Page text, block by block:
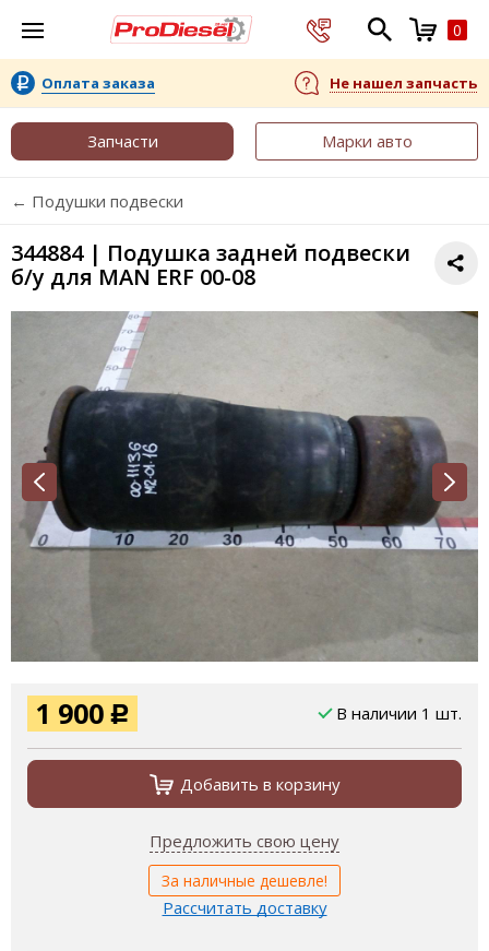
0
Оплата заказа Не нашел запчасть
Запчасти Марки авто
← Подушки подвески
344884 | Подушка задней подвески
б/у для MAN ERF 00-08
1 900 Р В наличии 1 шт.
Добавить в корзину
Предложить свою цену
За наличные дешевле!
Рассчитать доставку